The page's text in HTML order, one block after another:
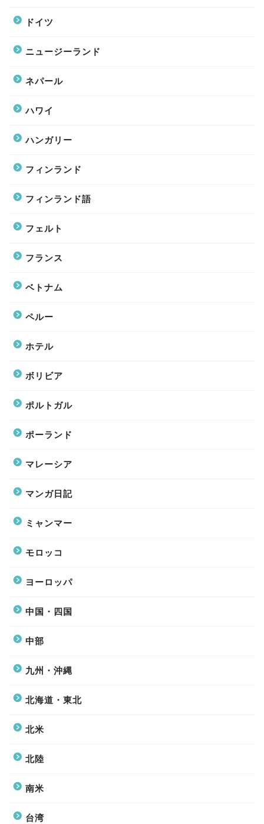
ドイツ
ニュージーランド
ネパール
ハワイ
ハンガリー
フィンランド
フィンランド語
フェルト
フランス
ベトナム
ペルー
ホテル
ボリビア
ポルトガル
ポーランド
マレーシア
マンガ日記
ミャンマー
モロッコ
ヨーロッパ
中国・四国
中部
九州・沖縄
北海道・東北
北米
北陸
南米
台湾